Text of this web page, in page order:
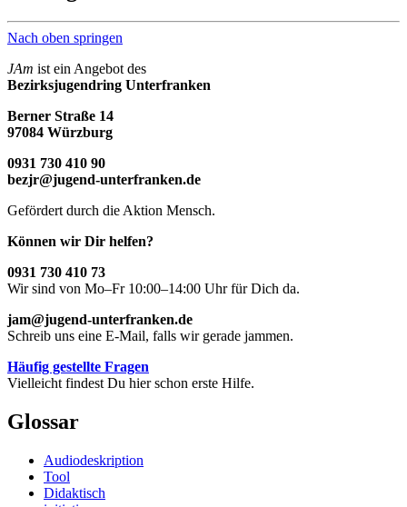
Nach oben springen
JAm ist ein Angebot des
Bezirksjugendring Unterfranken
Berner Straße 14
97084 Würzburg
0931 730 410 90
bezjr@jugend-unterfranken.de
Gefördert durch die Aktion Mensch.
Können wir Dir helfen?
0931 730 410 73
Wir sind von Mo–Fr 10:00–14:00 Uhr für Dich da.
jam@jugend-unterfranken.de
Schreib uns eine E-Mail, falls wir gerade jammen.
Häufig gestellte Fragen
Vielleicht findest Du hier schon erste Hilfe.
Glossar
Audiodeskription
Tool
Didaktisch